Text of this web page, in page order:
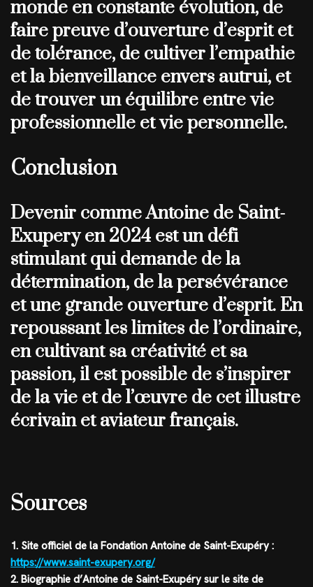
monde en constante évolution, de
faire preuve d’ouverture d’esprit et
de tolérance, de cultiver l’empathie
et la bienveillance envers autrui, et
de trouver un équilibre entre vie
professionnelle et vie personnelle.
Conclusion
Devenir comme Antoine de Saint-
Exupery en 2024 est un défi
stimulant qui demande de la
détermination, de la persévérance
et une grande ouverture d’esprit. En
repoussant les limites de l’ordinaire,
en cultivant sa créativité et sa
passion, il est possible de s’inspirer
de la vie et de l’œuvre de cet illustre
écrivain et aviateur français.
Sources
1. Site officiel de la Fondation Antoine de Saint-Exupéry :
https://www.saint-exupery.org/
2. Biographie d’Antoine de Saint-Exupéry sur le site de